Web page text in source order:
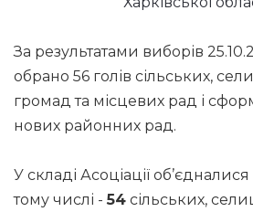
За результатами виборів
обрано 56 голів сільських,
громад та місцевих рад і
нових районних рад.
У складі Асоціації об’єдналися
тому числі -54 сільських,